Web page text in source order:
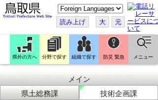
こ
の
ペ
ー
ジ
翻
訳
す
読み上げ 大 元
県外の方へ 分野で探す 組織で探す 防災 緊急 メニュー
メイン
県土総務課
技術企画課